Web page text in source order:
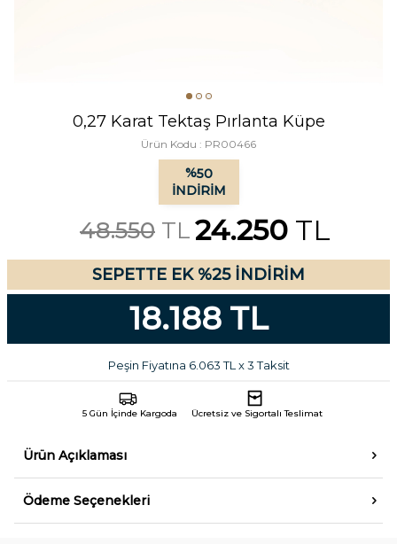
0,27 Karat Tektaş Pırlanta Küpe
Ürün Kodu : PR00466
%50
İNDIRIM
48.550 TL24.250 TL
SEPETTE EK %25 İNDİRİM
18.188 TL
Peşin Fiyatına 6.063 TL x 3 Taksit
5 Gün İçinde Kargoda Ücretsiz ve Sigortalı Teslimat
Ürün Açıklaması
Ödeme Seçenekleri